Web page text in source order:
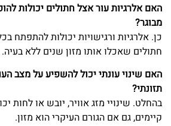
האם אלרגיות עור אצל חתולים יכולות
מבוגר?
כן. אלרגיות ורגישויות יכולות להתפתח
חתולים שאכלו אותו מזון שנים ללא בעיה.
האם שינוי עונתי יכול להשפיע על מצב
תזונתי?
בהחלט. שינויי מזג אוויר, יובש או לחות
קיימים, גם אם הגורם העיקרי הוא מזון.